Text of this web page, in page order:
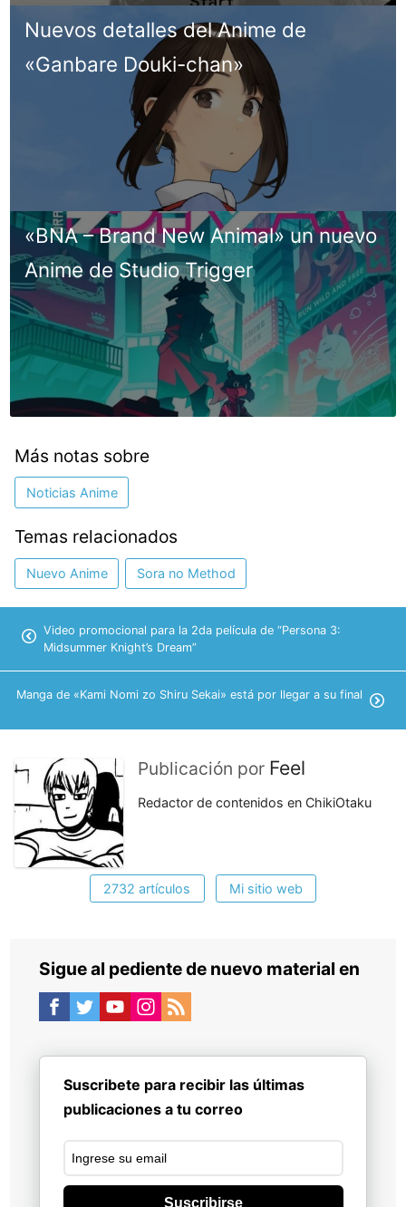
Nuevos detalles del Anime de
«Ganbare Douki-chan»
«BNA – Brand New Animal» un nuevo
Anime de Studio Trigger
Más notas sobre
Noticias Anime
Temas relacionados
Nuevo Anime Sora no Method
Video promocional para la 2da película de “Persona 3:
Midsummer Knight’s Dream”
Manga de «Kami Nomi zo Shiru Sekai» está por llegar a su final
Publicación por Feel
Redactor de contenidos en ChikiOtaku
2732 artículos Mi sitio web
Sigue al pediente de nuevo material en
Suscribete para recibir las últimas
publicaciones a tu correo
Suscribirse